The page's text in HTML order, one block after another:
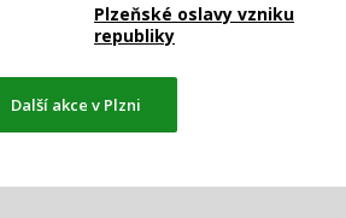
Plzeňské oslavy vzniku
republiky
Další akce v Plzni